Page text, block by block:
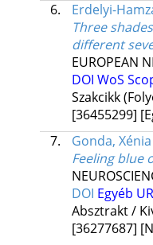
6.
Erdelyi-
Three
different
EUROPEAN
DOI WoS
Szakcikk
[36455299]
7.
Gonda,
Feeling blue
DOI Egyéb
Absztrakt /
[36277687]